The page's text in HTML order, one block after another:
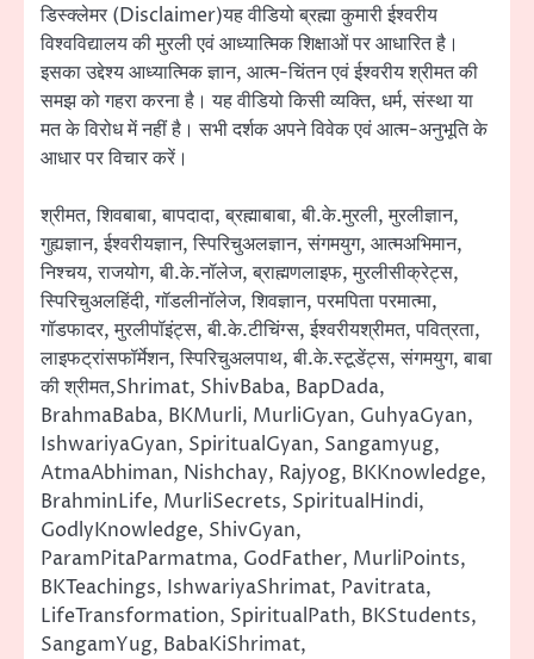
डिस्क्लेमर (Disclaimer)यह वीडियो ब्रह्मा कुमारी ईश्वरीय
विश्वविद्यालय की मुरली एवं आध्यात्मिक शिक्षाओं पर आधारित है।
इसका उद्देश्य आध्यात्मिक ज्ञान, आत्म-चिंतन एवं ईश्वरीय श्रीमत की
समझ को गहरा करना है। यह वीडियो किसी व्यक्ति, धर्म, संस्था या
मत के विरोध में नहीं है। सभी दर्शक अपने विवेक एवं आत्म-अनुभूति के
आधार पर विचार करें।
श्रीमत, शिवबाबा, बापदादा, ब्रह्माबाबा, बी.के.मुरली, मुरलीज्ञान,
गुह्यज्ञान, ईश्वरीयज्ञान, स्पिरिचुअलज्ञान, संगमयुग, आत्मअभिमान,
निश्चय, राजयोग, बी.के.नॉलेज, ब्राह्मणलाइफ, मुरलीसीक्रेट्स,
स्पिरिचुअलहिंदी, गॉडलीनॉलेज, शिवज्ञान, परमपिता परमात्मा,
गॉडफादर, मुरलीपॉइंट्स, बी.के.टीचिंग्स, ईश्वरीयश्रीमत, पवित्रता,
लाइफट्रांसफॉर्मेशन, स्पिरिचुअलपाथ, बी.के.स्टूडेंट्स, संगमयुग, बाबा
की श्रीमत,Shrimat, ShivBaba, BapDada,
BrahmaBaba, BKMurli, MurliGyan, GuhyaGyan,
IshwariyaGyan, SpiritualGyan, Sangamyug,
AtmaAbhiman, Nishchay, Rajyog, BKKnowledge,
BrahminLife, MurliSecrets, SpiritualHindi,
GodlyKnowledge, ShivGyan,
ParamPitaParmatma, GodFather, MurliPoints,
BKTeachings, IshwariyaShrimat, Pavitrata,
LifeTransformation, SpiritualPath, BKStudents,
SangamYug, BabaKiShrimat,